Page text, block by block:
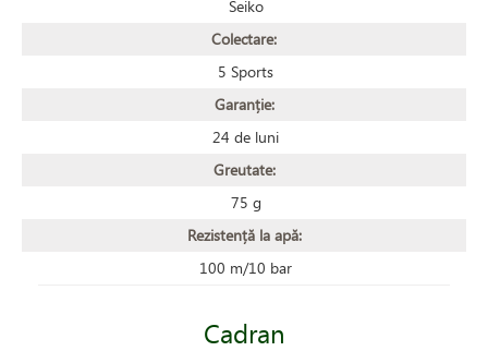
Seiko
Colectare:
5 Sports
Garanție:
24 de luni
Greutate:
75 g
Rezistență la apă:
100 m/10 bar
Cadran